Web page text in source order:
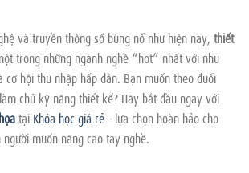
và truyền thông số bùng nổ như hiện nay, thiết
trong những ngành nghề “hot” nhất với nhu
cơ hội thu nhập hấp dẫn. Bạn muốn theo đuổi
chủ kỹ năng thiết kế? Hãy bắt đầu ngay với
tại Khóa học giá rẻ– lựa chọn hoàn hảo cho
muốn nâng cao tay nghề.